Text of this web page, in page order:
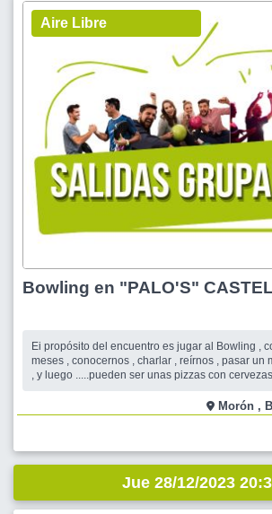
Aire Libre
Bowling en "PALO'S"
Ei propósito del encuentro es jugar al Bowling , como todos los
meses , conocernos , charlar , reírnos , pasar un momento agradable
, y luego .....pueden ser unas pizzas con cervezas . ( o lo que c/.u
Jue 28/12/2023